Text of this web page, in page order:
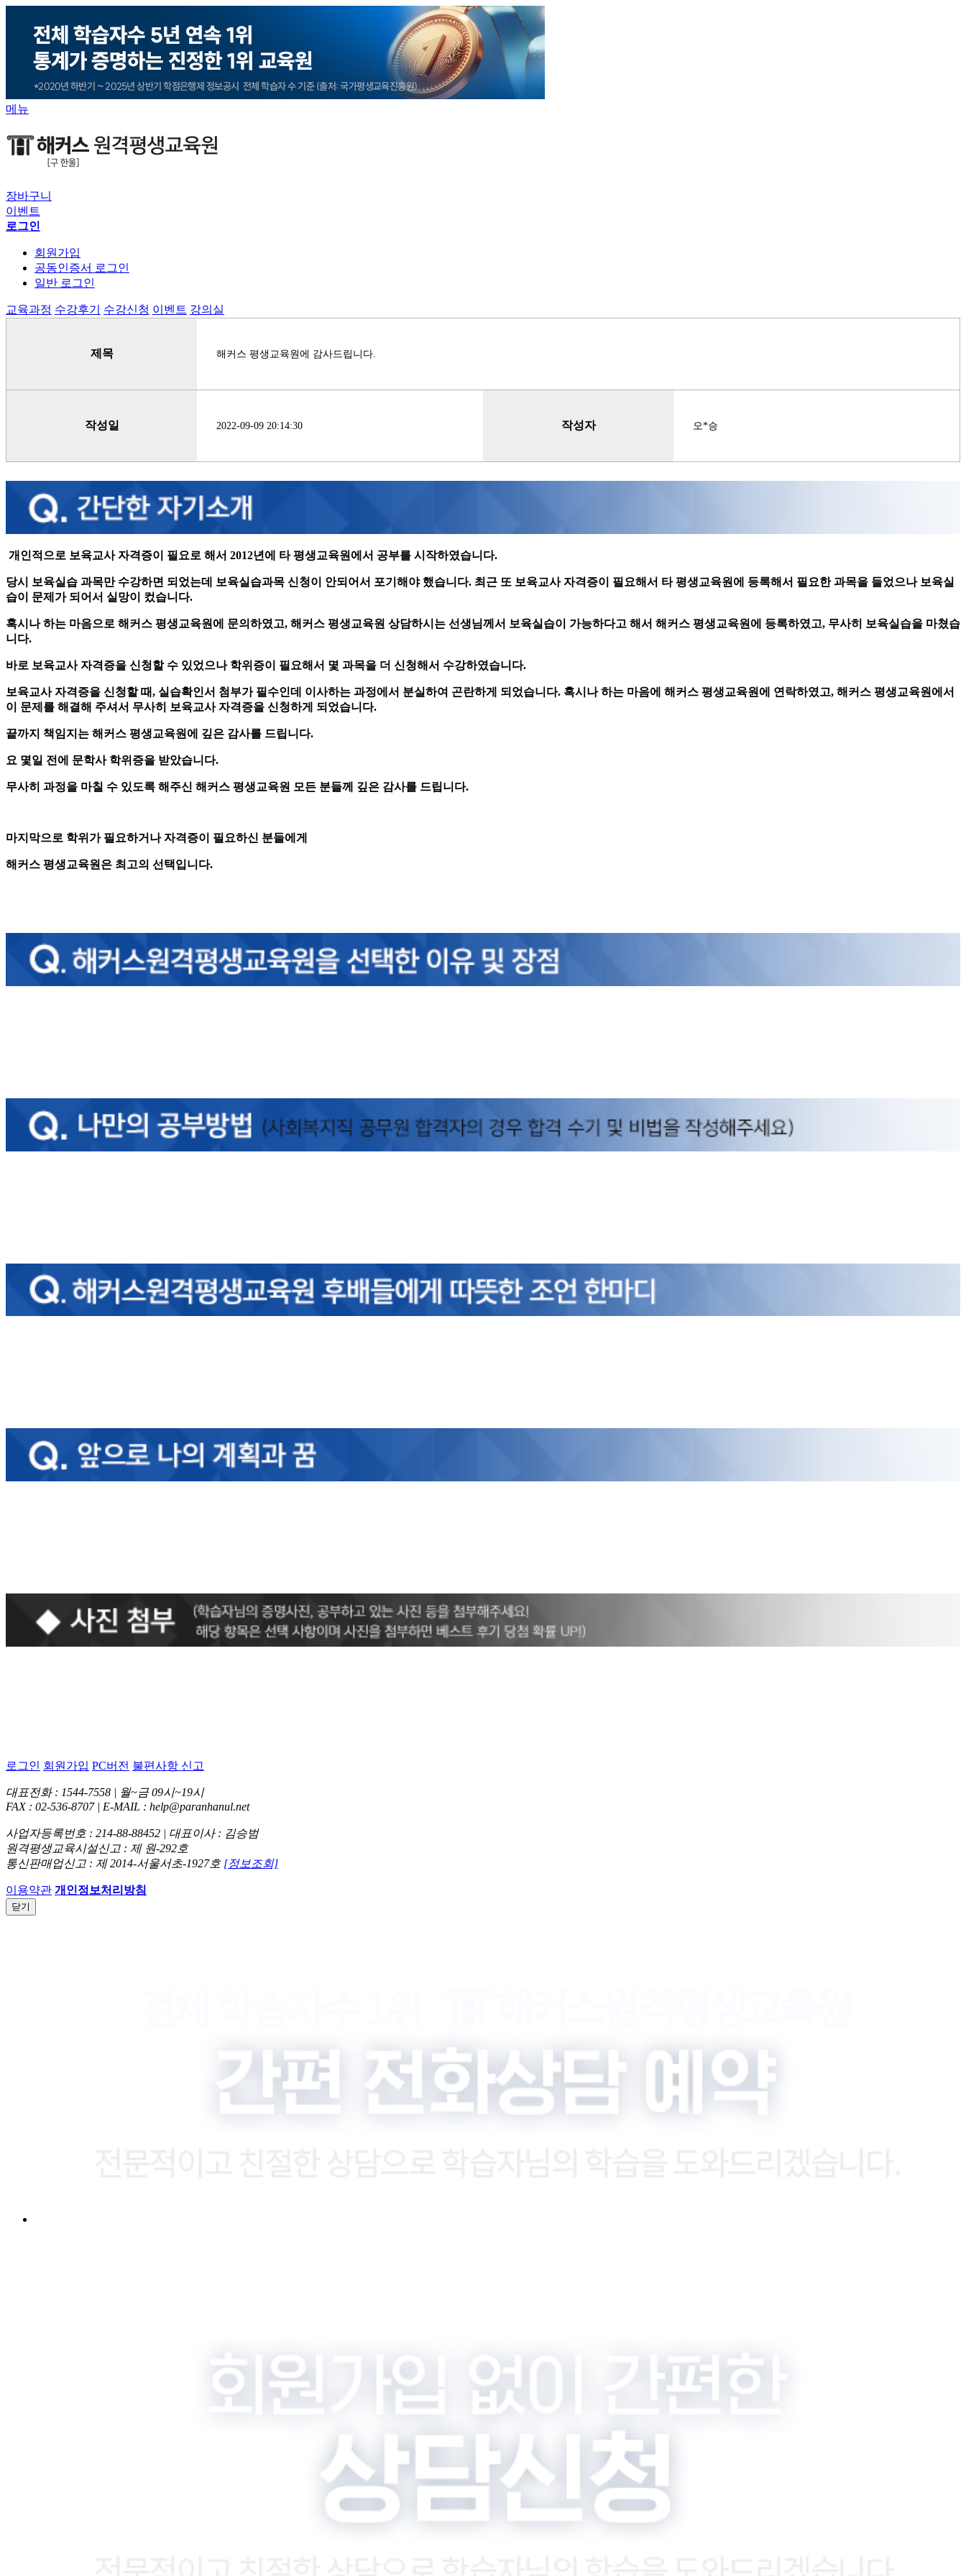
메뉴
장바구니
이벤트
로그인
회원가입
공동인증서 로그인
일반 로그인
교육과정 수강후기 수강신청 이벤트 강의실
제목 해커스 평생교육원에 감사드립니다.
작성일 2022-09-09 20:14:30 작성자 오*승
개인적으로 보육교사 자격증이 필요로 해서 2012년에 타 평생교육원에서 공부를 시작하였습니다.
당시 보육실습 과목만 수강하면 되었는데 보육실습과목 신청이 안되어서 포기해야 했습니다. 최근 또 보육교사 자격증이 필요해서 타 평생교육원에 등록해서 필요한 과목을 들었으나 보육실
습이 문제가 되어서 실망이 컸습니다.
혹시나 하는 마음으로 해커스 평생교육원에 문의하였고, 해커스 평생교육원 상담하시는 선생님께서 보육실습이 가능하다고 해서 해커스 평생교육원에 등록하였고, 무사히 보육실습을 마쳤습
니다.
바로 보육교사 자격증을 신청할 수 있었으나 학위증이 필요해서 몇 과목을 더 신청해서 수강하였습니다.
보육교사 자격증을 신청할 때, 실습확인서 첨부가 필수인데 이사하는 과정에서 분실하여 곤란하게 되었습니다. 혹시나 하는 마음에 해커스 평생교육원에 연락하였고, 해커스 평생교육원에서
이 문제를 해결해 주셔서 무사히 보육교사 자격증을 신청하게 되었습니다.
끝까지 책임지는 해커스 평생교육원에 깊은 감사를 드립니다.
요 몇일 전에 문학사 학위증을 받았습니다.
무사히 과정을 마칠 수 있도록 해주신 해커스 평생교육원 모든 분들께 깊은 감사를 드립니다.
마지막으로 학위가 필요하거나 자격증이 필요하신 분들에게
해커스 평생교육원은 최고의 선택입니다.
로그인 회원가입 PC버전 불편사항 신고
대표전화 : 1544-7558 | 월~금 09시~19시
FAX : 02-536-8707 | E-MAIL : help@paranhanul.net
사업자등록번호 : 214-88-88452 | 대표이사 : 김승범
원격평생교육시설신고 : 제 원-292호
통신판매업신고 : 제 2014-서울서초-1927호 [정보조회]
이용약관 개인정보처리방침
닫기